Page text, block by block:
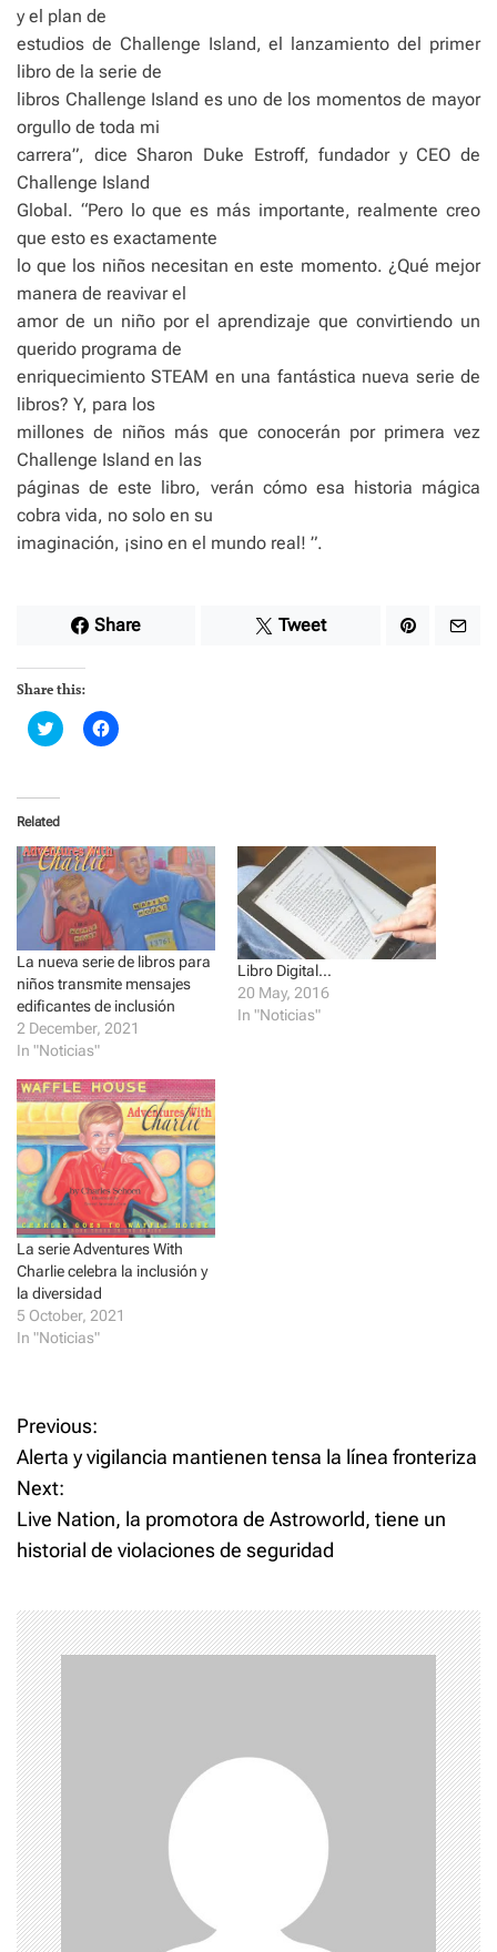
y el plan de
estudios de Challenge Island, el lanzamiento del primer
libro de la serie de
libros Challenge Island es uno de los momentos de mayor
orgullo de toda mi
carrera”, dice Sharon Duke Estroff, fundador y CEO de
Challenge Island
Global. “Pero lo que es más importante, realmente creo
que esto es exactamente
lo que los niños necesitan en este momento. ¿Qué mejor
manera de reavivar el
amor de un niño por el aprendizaje que convirtiendo un
querido programa de
enriquecimiento STEAM en una fantástica nueva serie de
libros? Y, para los
millones de niños más que conocerán por primera vez
Challenge Island en las
páginas de este libro, verán cómo esa historia mágica
cobra vida, no solo en su
imaginación, ¡sino en el mundo real! ”.
Share Tweet
Share this:
C
l
t
o
s
a
r
e
o
n
T
w
i
t
t
e
r
(
O
p
n
s
i
n
n
e
w
w
i
n
d
o
w
)
C
l
a
r
e
o
F
a
c
e
b
o
o
k
e
n
s
i
n
n
e
w
w
i
n
d
o
w
Related
La nueva serie de libros para
niños transmite mensajes
edificantes de inclusión
2 December, 2021
In "Noticias"
Libro Digital…
20 May, 2016
In "Noticias"
La serie Adventures With
Charlie celebra la inclusión y
la diversidad
5 October, 2021
In "Noticias"
P
o
s
n
a
v
i
g
a
t
Previous:
Alerta y vigilancia mantienen tensa la línea fronteriza
Next:
Live Nation, la promotora de Astroworld, tiene un
historial de violaciones de seguridad